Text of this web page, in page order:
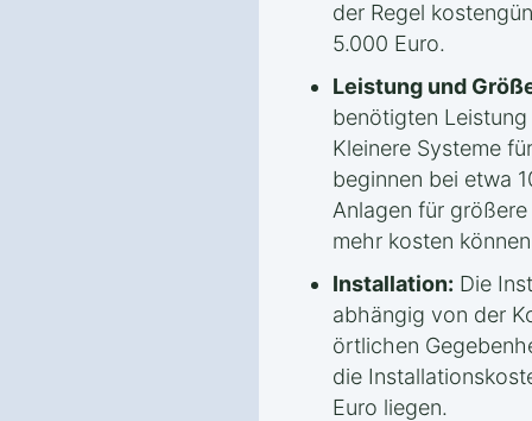
der Regel
5.000 Euro.
Leistung und
benötigten
Kleinere Systeme
beginnen bei etwa
Anlagen für
mehr kosten
Installation: Die
abhängig von der
örtlichen
die
Euro liegen.